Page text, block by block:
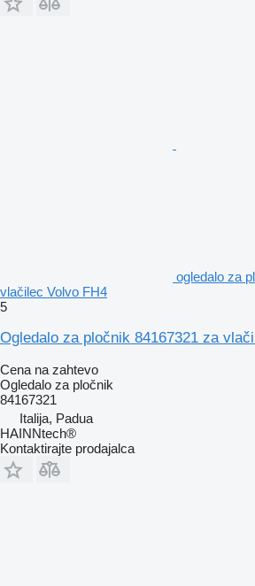
ogledalo za
vlačilec Volvo FH4
5
Ogledalo za pločnik 84167321 za
Cena na zahtevo
Ogledalo za pločnik
84167321
Italija, Padua
HAINNtech®
Kontaktirajte prodajalca